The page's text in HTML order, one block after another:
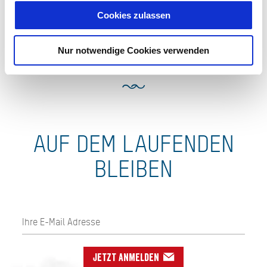
Cookies zulassen
Nur notwendige Cookies verwenden
jetzt Route planen
AUF DEM LAUFENDEN
BLEIBEN
Jetzt anmelden